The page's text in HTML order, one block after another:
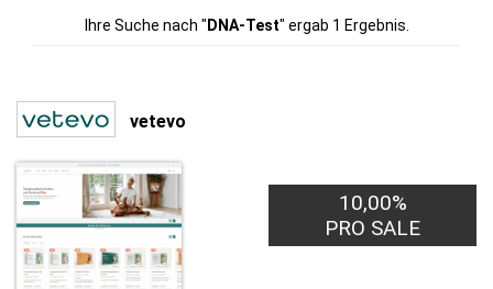
Ihre Suche nach " DNA-Test" ergab 1 Ergebnis.
vetevo
10,00%
PRO SALE